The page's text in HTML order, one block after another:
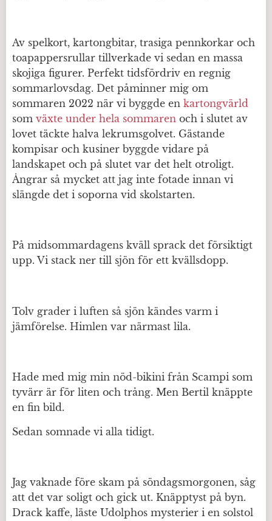
Av spelkort, kartongbitar, trasiga pennkorkar och
toapappersrullar tillverkade vi sedan en massa
skojiga figurer. Perfekt tidsfördriv en regnig
sommarlovsdag. Det påminner mig om
sommaren 2022 när vi byggde en kartongvärld
som växte under hela sommaren och i slutet av
lovet täckte halva lekrumsgolvet. Gästande
kompisar och kusiner byggde vidare på
landskapet och på slutet var det helt otroligt.
Ångrar så mycket att jag inte fotade innan vi
slängde det i soporna vid skolstarten.
På midsommardagens kväll sprack det försiktigt
upp. Vi stack ner till sjön för ett kvällsdopp.
Tolv grader i luften så sjön kändes varm i
jämförelse. Himlen var närmast lila.
Hade med mig min nöd-bikini från Scampi som
tyvärr är för liten och trång. Men Bertil knäppte
en fin bild.
Sedan somnade vi alla tidigt.
Jag vaknade före skam på söndagsmorgonen, såg
att det var soligt och gick ut. Knäpptyst på byn.
Drack kaffe, läste Udolphos mysterier i en solstol